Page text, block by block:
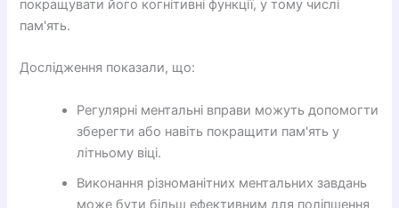
покращувати його когнітивні функції, у тому числі
пам'ять.
Дослідження показали, що:
Регулярні ментальні вправи можуть допомогти
зберегти або навіть покращити пам'ять у
літньому віці.
Виконання різноманітних ментальних завдань
може бути більш ефективним для поліпшення